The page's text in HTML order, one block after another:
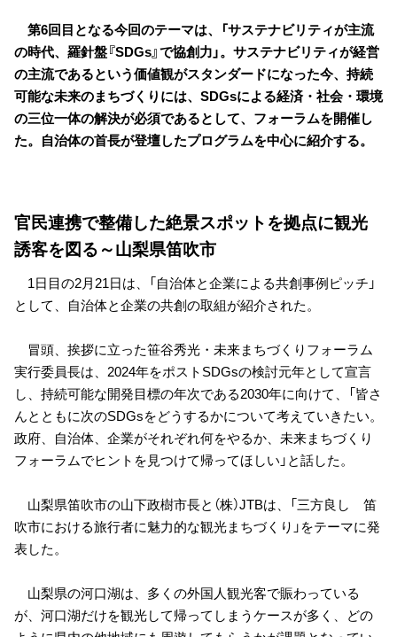
第6回目となる今回のテーマは、「サステナビリティが主流
の時代、羅針盤『SDGs』で協創力」。サステナビリティが経営
の主流であるという価値観がスタンダードになった今、持続
可能な未来のまちづくりには、SDGsによる経済・社会・環境
の三位一体の解決が必須であるとして、フォーラムを開催し
た。自治体の首長が登壇したプログラムを中心に紹介する。
官民連携で整備した絶景スポットを拠点に観光
誘客を図る～山梨県笛吹市
1日目の2月21日は、「自治体と企業による共創事例ピッチ」
として、自治体と企業の共創の取組が紹介された。
冒頭、挨拶に立った笹谷秀光・未来まちづくりフォーラム
実行委員長は、2024年をポストSDGsの検討元年として宣言
し、持続可能な開発目標の年次である2030年に向けて、「皆さ
んとともに次のSDGsをどうするかについて考えていきたい。
政府、自治体、企業がそれぞれ何をやるか、未来まちづくり
フォーラムでヒントを見つけて帰ってほしい」と話した。
山梨県笛吹市の山下政樹市長と（株）JTBは、「三方良し 笛
吹市における旅行者に魅力的な観光まちづくり」をテーマに発
表した。
山梨県の河口湖は、多くの外国人観光客で賑わっている
が、河口湖だけを観光して帰ってしまうケースが多く、どの